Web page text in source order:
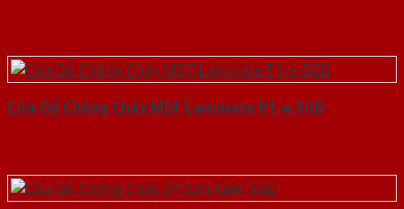
Cửa Gỗ Chống Cháy MDF Laminate P1-a-SGD